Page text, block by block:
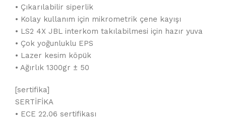
• Çıkarılabilir siperlik
• Kolay kullanım için mikrometrik çene kayışı
• LS2 4X JBL interkom takılabilmesi için hazır yuva
• Çok yoğunluklu EPS
• Lazer kesim köpük
• Ağırlık 1300gr ± 50
[sertifika]
SERTİFİKA
• ECE 22.06 sertifikası